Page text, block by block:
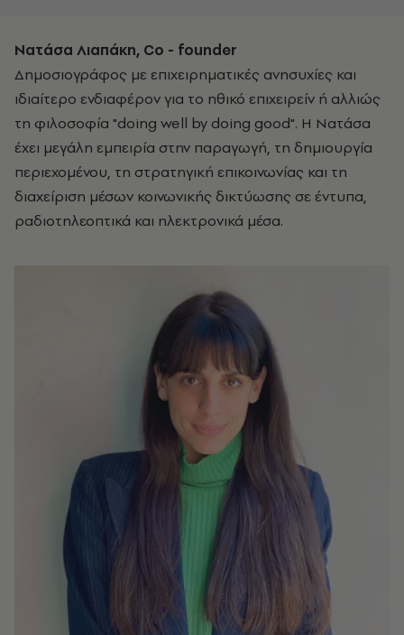
Νατάσα Λιαπάκη, Co - founder
Δημοσιογράφος με επιχειρηματικές ανησυχίες και
ιδιαίτερο ενδιαφέρον για το ηθικό επιχειρείν ή αλλιώς
τη φιλοσοφία "doing well by doing good". H Νατάσα
έχει μεγάλη εμπειρία στην παραγωγή, τη δημιουργία
περιεχομένου, τη στρατηγική επικοινωνίας και τη
διαχείριση μέσων κοινωνικής δικτύωσης σε έντυπα,
ραδιοτηλεοπτικά και ηλεκτρονικά μέσα.